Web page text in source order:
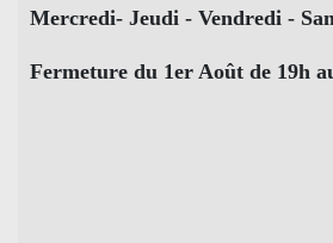
Mercredi- Jeudi - Vendredi -
Fermeture du 1er Août de 19h